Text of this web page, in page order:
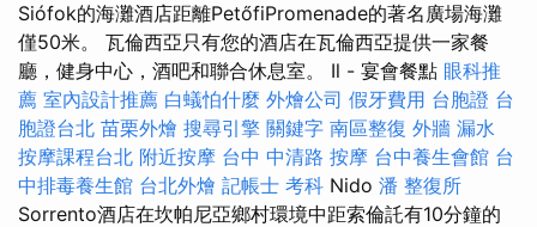
Siófok的海灘酒店距離PetőfiPromenade的著名廣場海灘
僅50米。 瓦倫西亞只有您的酒店在瓦倫西亞提供一家餐
廳，健身中心，酒吧和聯合休息室。 Il - 宴會餐點 眼科推
薦 室內設計推薦 白蟻怕什麼 外燴公司 假牙費用 台胞證 台
胞證台北 苗栗外燴 搜尋引擎 關鍵字 南區整復 外牆 漏水
按摩課程台北 附近按摩 台中 中清路 按摩 台中養生會館 台
中排毒養生館 台北外燴 記帳士 考科 Nido 潘 整復所
Sorrento酒店在坎帕尼亞鄉村環境中距索倫託有10分鐘的